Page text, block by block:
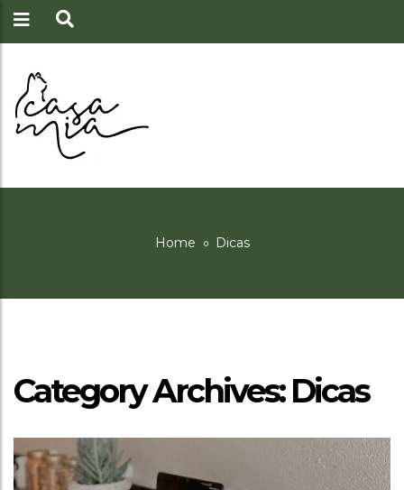
Home Dicas
Category Archives: Dicas